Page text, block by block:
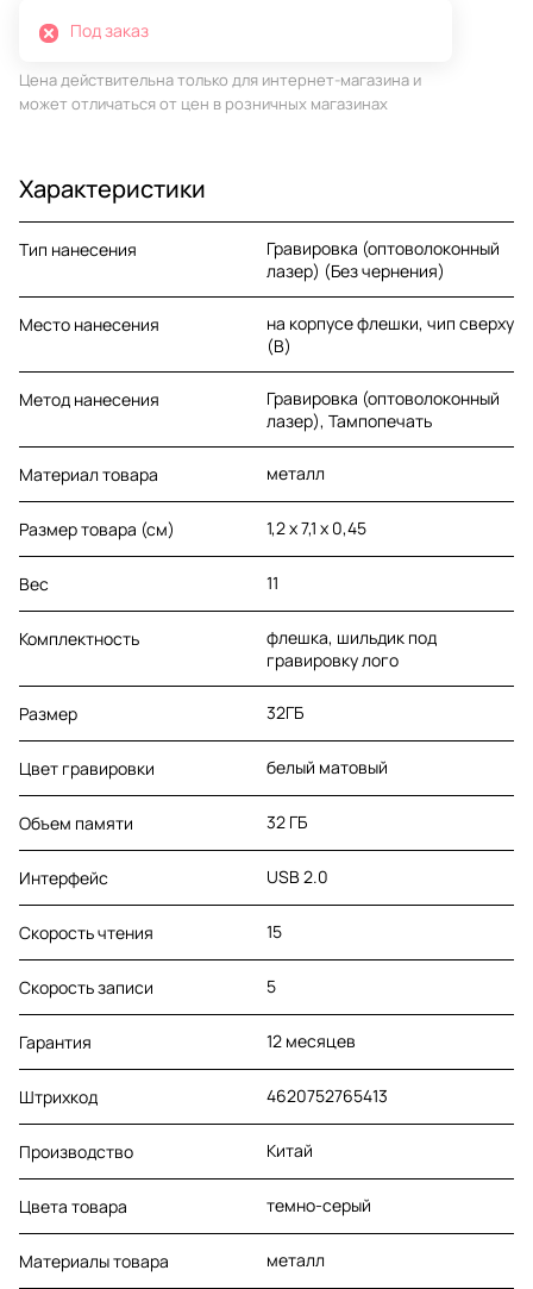
Под заказ
Цена действительна только для интернет-магазина и
может отличаться от цен в розничных магазинах
Характеристики
Тип нанесения
Гравировка (оптоволоконный
лазер) (Без чернения)
Место нанесения
на корпусе флешки, чип сверху
(B)
Метод нанесения
Гравировка (оптоволоконный
лазер), Тампопечать
Материал товара металл
Размер товара (см) 1,2 х 7,1 х 0,45
Вес 11
Комплектность
флешка, шильдик под
гравировку лого
Размер 32ГБ
Цвет гравировки белый матовый
Объем памяти 32 ГБ
Интерфейс USB 2.0
Скорость чтения 15
Скорость записи 5
Гарантия 12 месяцев
Штрихкод 4620752765413
Производство Китай
Цвета товара темно-серый
Материалы товара металл